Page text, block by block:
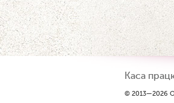
Каса
© 2013—2026